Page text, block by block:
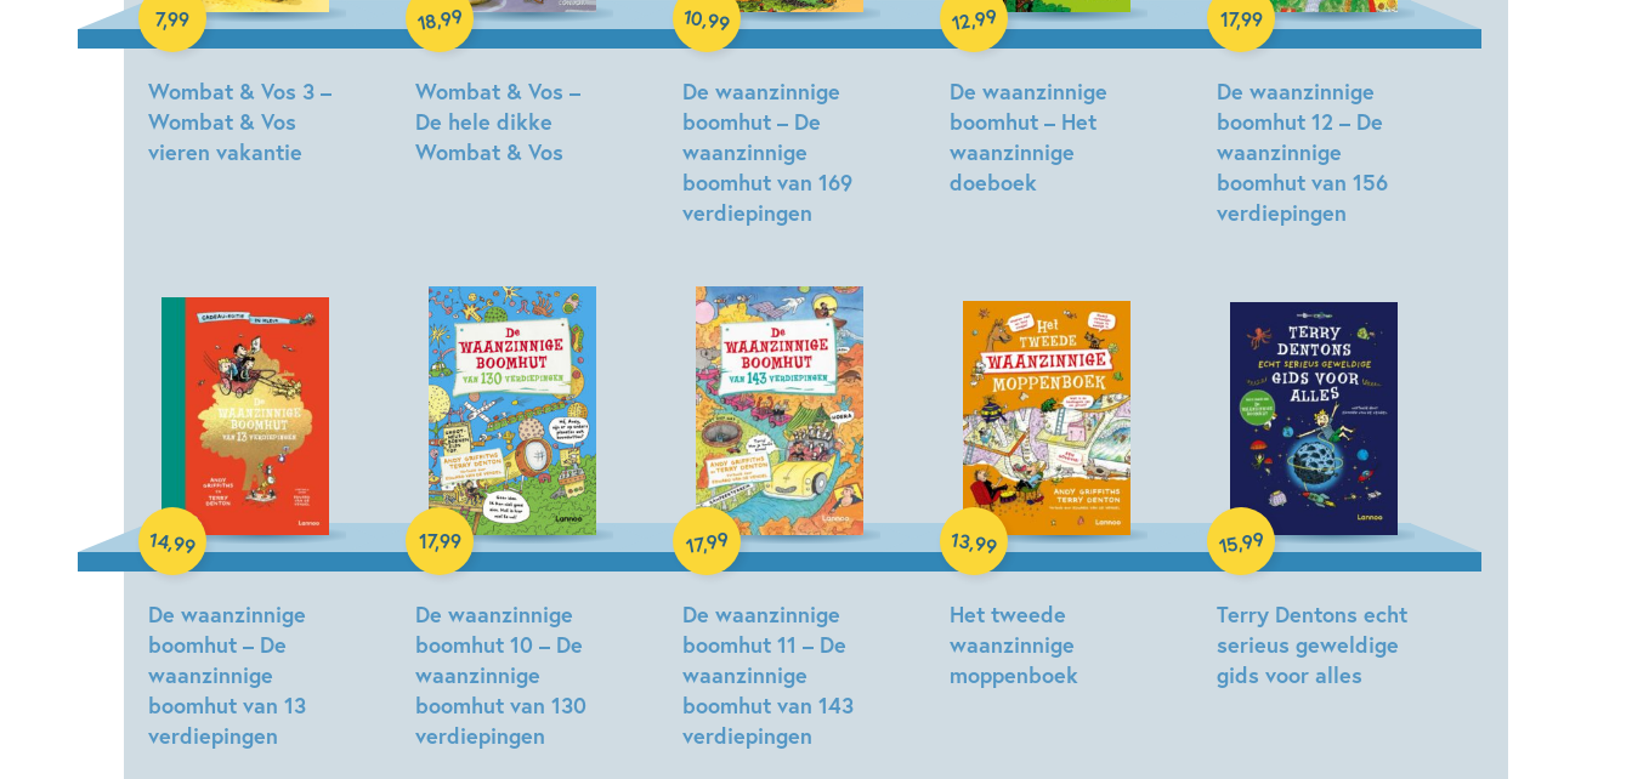
Wombat & Vos 3 –
Wombat & Vos
vieren vakantie
7,99
Wombat & Vos –
De hele dikke
Wombat & Vos
18,99
De waanzinnige
boomhut – De
waanzinnige
boomhut van 169
verdiepingen
10,99
De waanzinnige
boomhut – Het
waanzinnige
doeboek
Denton
12,99
De waanzinnige
boomhut 12 – De
waanzinnige
boomhut van 156
verdiepingen
17,99
De waanzinnige
boomhut – De
waanzinnige
boomhut van 13
verdiepingen
14,99
Hardcover
De waanzinnige
boomhut 10 – De
waanzinnige
boomhut van 130
verdiepingen
17,99
Hardcover
De waanzinnige
boomhut 11 – De
waanzinnige
boomhut van 143
verdiepingen
17,99
Hardcover
Het tweede
waanzinnige
moppenboek
13,99
Hardcover
Terry Dentons echt
serieus geweldige
gids voor alles
15,99
Hardcover